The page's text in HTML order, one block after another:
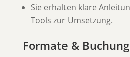
Sie erhalten klare
Tools zur Umsetzung.
Formate & Buchung